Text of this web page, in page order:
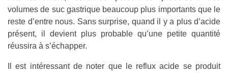
volumes de suc gastrique beaucoup plus importants que le
reste d’entre nous. Sans surprise, quand il y a plus d’acide
présent, il devient plus probable qu’une petite quantité
réussira à s’échapper.
Il est intéressant de noter que le reflux acide se produit